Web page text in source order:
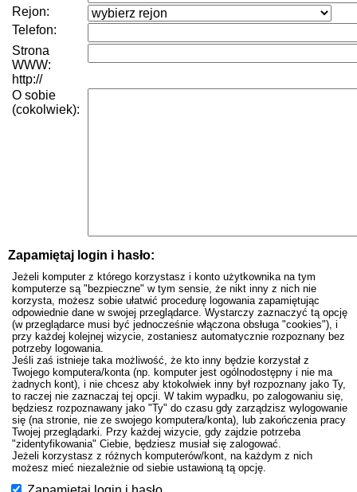
Rejon:
Telefon:
Strona
WWW:
http://
O sobie
(cokolwiek):
Zapamiętaj login i hasło:
Jeżeli komputer z którego korzystasz i konto użytkownika na tym
komputerze są "bezpieczne" w tym sensie, że nikt inny z nich nie
korzysta, możesz sobie ułatwić procedurę logowania zapamiętując
odpowiednie dane w swojej przeglądarce. Wystarczy zaznaczyć tą opcję
(w przeglądarce musi być jednocześnie włączona obsługa "cookies"), i
przy każdej kolejnej wizycie, zostaniesz automatycznie rozpoznany bez
potrzeby logowania.
Jeśli zaś istnieje taka możliwość, że kto inny będzie korzystał z
Twojego komputera/konta (np. komputer jest ogólnodostępny i nie ma
żadnych kont), i nie chcesz aby ktokolwiek inny był rozpoznany jako Ty,
to raczej nie zaznaczaj tej opcji. W takim wypadku, po zalogowaniu się,
będziesz rozpoznawany jako "Ty" do czasu gdy zarządzisz wylogowanie
się (na stronie, nie ze swojego komputera/konta), lub zakończenia pracy
Twojej przeglądarki. Przy każdej wizycie, gdy zajdzie potrzeba
"zidentyfikowania" Ciebie, będziesz musiał się zalogować.
Jeżeli korzystasz z różnych komputerów/kont, na każdym z nich
możesz mieć niezależnie od siebie ustawioną tą opcję.